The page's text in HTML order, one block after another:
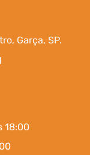
Garça, SP.
18:00